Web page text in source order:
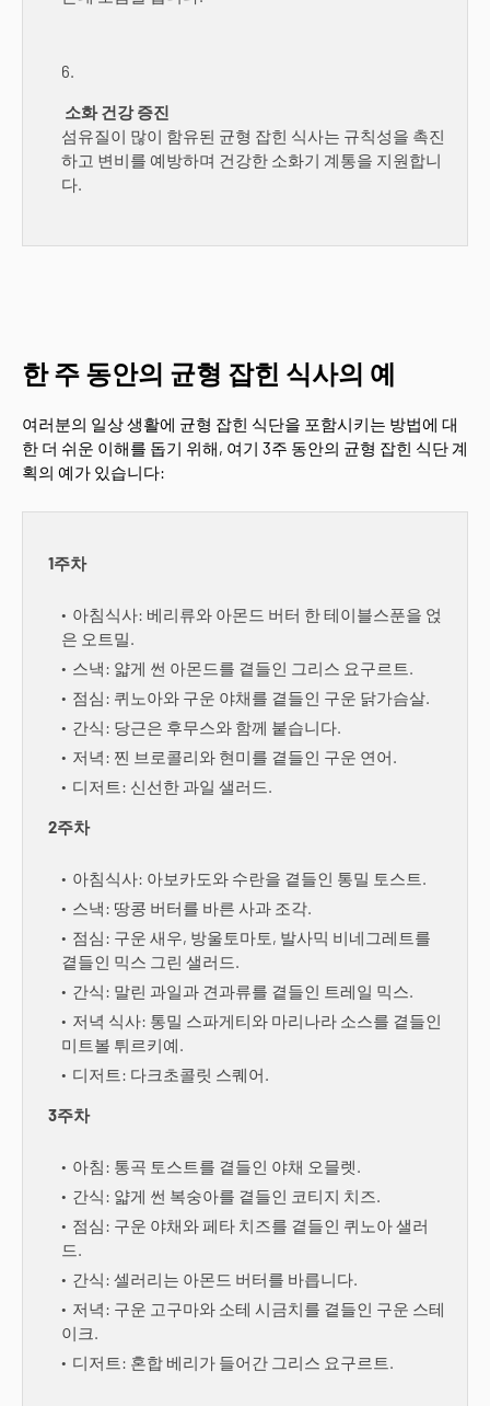
소화 건강 증진
섬유질이 많이 함유된 균형 잡힌 식사는 규칙성을 촉진
하고 변비를 예방하며 건강한 소화기 계통을 지원합니
다.
한 주 동안의 균형 잡힌 식사의 예
여러분의 일상 생활에 균형 잡힌 식단을 포함시키는 방법에 대
한 더 쉬운 이해를 돕기 위해, 여기 3주 동안의 균형 잡힌 식단 계
획의 예가 있습니다:
1주차
아침식사: 베리류와 아몬드 버터 한 테이블스푼을 얹
은 오트밀.
스낵: 얇게 썬 아몬드를 곁들인 그리스 요구르트.
점심: 퀴노아와 구운 야채를 곁들인 구운 닭가슴살.
간식: 당근은 후무스와 함께 붙습니다.
저녁: 찐 브로콜리와 현미를 곁들인 구운 연어.
디저트: 신선한 과일 샐러드.
2주차
아침식사: 아보카도와 수란을 곁들인 통밀 토스트.
스낵: 땅콩 버터를 바른 사과 조각.
점심: 구운 새우, 방울토마토, 발사믹 비네그레트를
곁들인 믹스 그린 샐러드.
간식: 말린 과일과 견과류를 곁들인 트레일 믹스.
저녁 식사: 통밀 스파게티와 마리나라 소스를 곁들인
미트볼 튀르키예.
디저트: 다크초콜릿 스퀘어.
3주차
아침: 통곡 토스트를 곁들인 야채 오믈렛.
간식: 얇게 썬 복숭아를 곁들인 코티지 치즈.
점심: 구운 야채와 페타 치즈를 곁들인 퀴노아 샐러
드.
간식: 셀러리는 아몬드 버터를 바릅니다.
저녁: 구운 고구마와 소테 시금치를 곁들인 구운 스테
이크.
디저트: 혼합 베리가 들어간 그리스 요구르트.